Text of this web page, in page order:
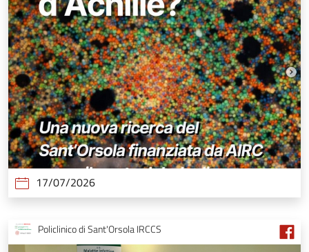
17/07/2026
Policlinico di Sant'Orsola IRCCS